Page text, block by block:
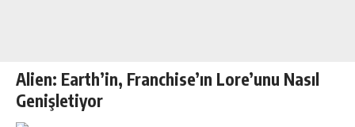
Alien: Earth’in, Franchise’ın Lore’unu Nasıl
Genişletiyor